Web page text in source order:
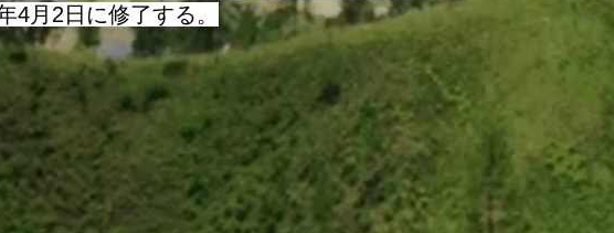
4月2日に修了する。